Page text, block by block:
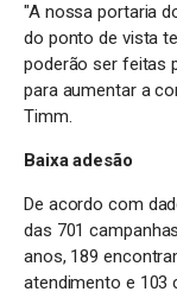
"A nossa portaria
do ponto de vista
poderão ser feitas
para aumentar a
Timm.
Baixa adesão
De acordo com
das 701
anos, 189
atendimento e 103